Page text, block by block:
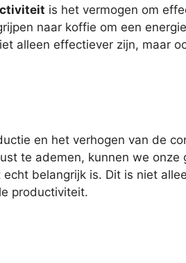
is het vermogen om
naar koffie om een
alleen effectiever zijn, maar
en het verhogen van de
te ademen, kunnen we onze
belangrijk is. Dit is niet
productiviteit.